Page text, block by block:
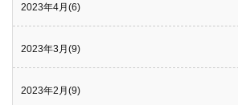
2023年4月(6)
2023年3月(9)
2023年2月(9)